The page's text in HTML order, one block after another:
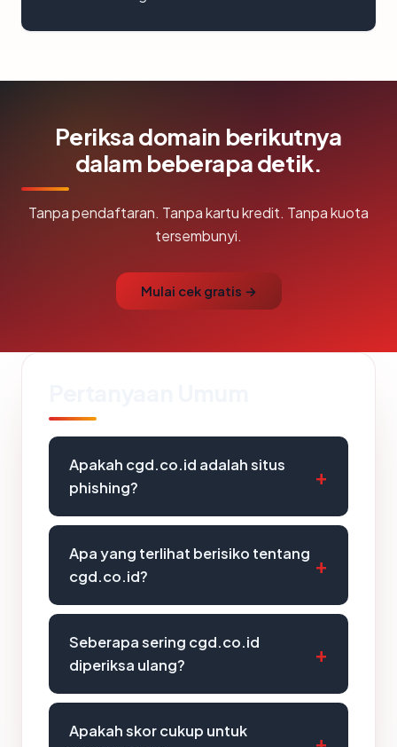
Periksa domain berikutnya
dalam beberapa detik.
Tanpa pendaftaran. Tanpa kartu kredit. Tanpa kuota
tersembunyi.
Mulai cek gratis →
Apakah cgd.co.id adalah situs
phishing?
Apa yang terlihat berisiko tentang
cgd.co.id?
Seberapa sering cgd.co.id
diperiksa ulang?
Apakah skor cukup untuk